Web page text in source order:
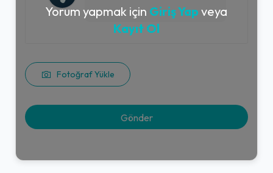
Fotoğraf Yükle
Yorum yapmak için Giriş Yap veya
Kayıt Ol